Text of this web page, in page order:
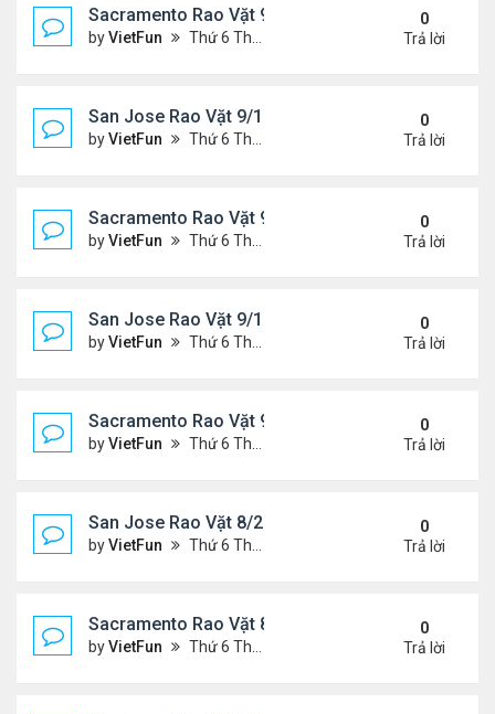
Sacramento Rao Vặt 9/24/21- 10/1/21
byVietFun Thứ 6 Tháng 9 24, 2021 1:06 pm
0
Trả lời
San Jose Rao Vặt 9/17/21- 9/24/21
byVietFun Thứ 6 Tháng 9 17, 2021 3:03 pm
0
Trả lời
Sacramento Rao Vặt 9/17/21- 9/24/21
byVietFun Thứ 6 Tháng 9 17, 2021 2:33 pm
0
Trả lời
San Jose Rao Vặt 9/10/21- 9/17/21
byVietFun Thứ 6 Tháng 9 10, 2021 1:44 pm
0
Trả lời
Sacramento Rao Vặt 9/10/21- 9/17/21
byVietFun Thứ 6 Tháng 9 10, 2021 1:39 pm
0
Trả lời
San Jose Rao Vặt 8/27/21- 9/3/21
byVietFun Thứ 6 Tháng 8 27, 2021 9:56 am
0
Trả lời
Sacramento Rao Vặt 8/27/21- 9/3/21
byVietFun Thứ 6 Tháng 8 27, 2021 9:50 am
0
Trả lời